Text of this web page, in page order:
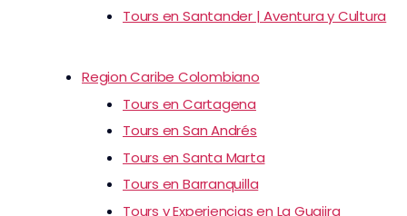
Tours en Santander | Aventura y Cultura
Region Caribe Colombiano
Tours en Cartagena
Tours en San Andrés
Tours en Santa Marta
Tours en Barranquilla
Tours y Experiencias en La Guajira